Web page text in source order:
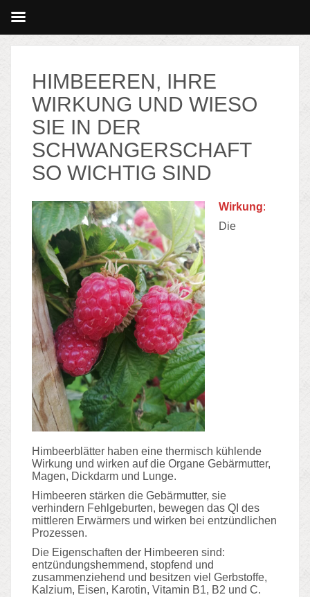
HIMBEEREN, IHRE
WIRKUNG UND WIESO
SIE IN DER
SCHWANGERSCHAFT
SO WICHTIG SIND
Wirkung:
Die
Himbeerblätter haben eine thermisch kühlende
Wirkung und wirken auf die Organe Gebärmutter,
Magen, Dickdarm und Lunge.
Himbeeren stärken die Gebärmutter, sie
verhindern Fehlgeburten, bewegen das QI des
mittleren Erwärmers und wirken bei entzündlichen
Prozessen.
Die Eigenschaften der Himbeeren sind:
entzündungshemmend, stopfend und
zusammenziehend und besitzen viel Gerbstoffe,
Kalzium, Eisen, Karotin, Vitamin B1, B2 und C.